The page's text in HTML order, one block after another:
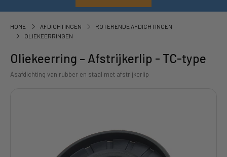
HOME AFDICHTINGEN
ROTERENDE AFDICHTINGEN
OLIEKEERRINGEN
Oliekeerring – Afstrijkerlip - TC-type
Asafdichting van rubber en staal met afstrijkerlip